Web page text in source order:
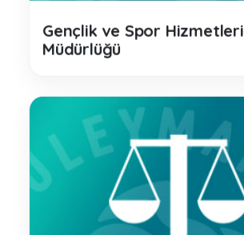
Gençlik ve Spor Hizmetleri
Müdürlüğü